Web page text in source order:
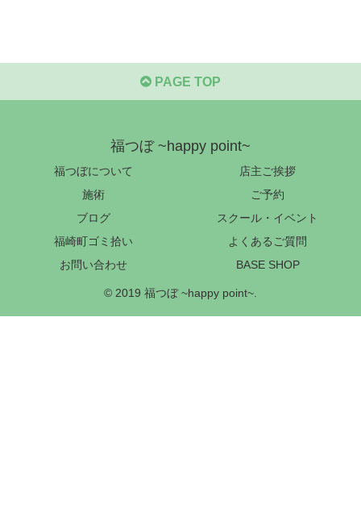
PAGE TOP
福つぼ ~happy point~
福つぼについて
店主ご挨拶
施術
ご予約
ブログ
スクール・イベント
福崎町ゴミ拾い
よくあるご質問
お問い合わせ
BASE SHOP
© 2019 福つぼ ~happy point~.